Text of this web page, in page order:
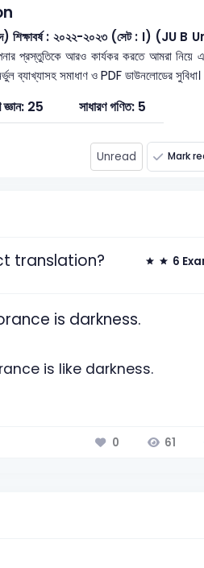
শিক্ষাবর্ষ : ২০২২-২০২৩ (সেট : I) (JU B
প্রস্তুতিকে আরও কার্যকর করতে আমরা নিয়ে
ব্যাখ্যাসহ সমাধাণ ও PDF ডাউনলোডের সুবিধা।
জ্ঞান: 25 সাধারণ গণিত: 5
Unread Mark
translation? 6
is darkness.
is like darkness.
0 61